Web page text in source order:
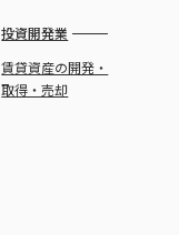
投資開発業
賃貸資産の開発・
取得・売却